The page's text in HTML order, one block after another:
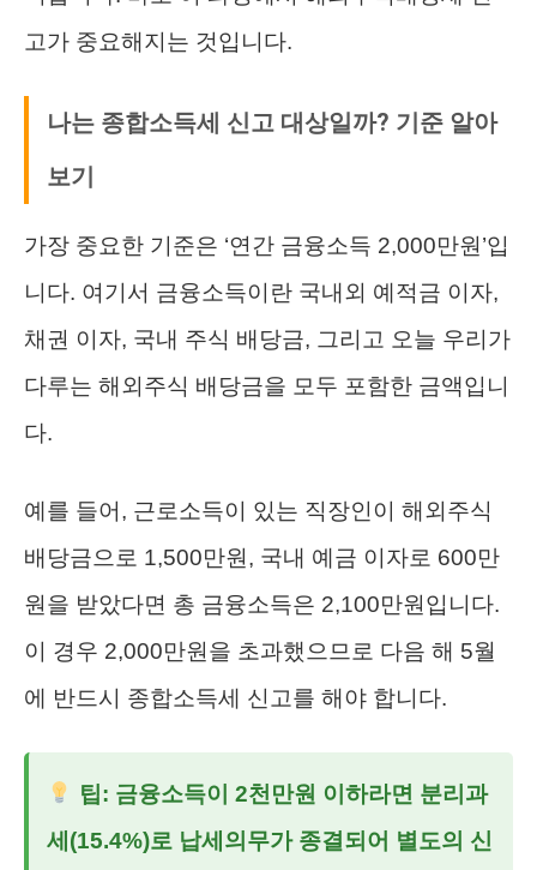
고가 중요해지는 것입니다.
나는 종합소득세 신고 대상일까? 기준 알아
보기
가장 중요한 기준은 ‘연간 금융소득 2,000만원’입
니다. 여기서 금융소득이란 국내외 예적금 이자,
채권 이자, 국내 주식 배당금, 그리고 오늘 우리가
다루는 해외주식 배당금을 모두 포함한 금액입니
다.
예를 들어, 근로소득이 있는 직장인이 해외주식
배당금으로 1,500만원, 국내 예금 이자로 600만
원을 받았다면 총 금융소득은 2,100만원입니다.
이 경우 2,000만원을 초과했으므로 다음 해 5월
에 반드시 종합소득세 신고를 해야 합니다.
팁: 금융소득이 2천만원 이하라면 분리과
세(15.4%)로 납세의무가 종결되어 별도의 신